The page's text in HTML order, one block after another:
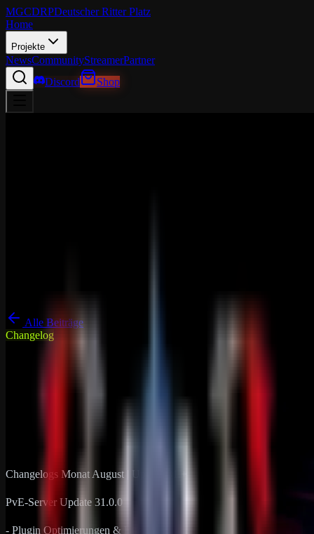
MGCDRPDeutscher Ritter Platz
Home
Projekte
NewsCommunityStreamerPartner
Discord
Shop
Alle Beiträge
Changelog
Changelogs Monat August | Update
31.+
Changelogs Monat August | Update 31.+
PvE-Server Update 31.0.0
- Plugin Optimierungen & Bugfixes